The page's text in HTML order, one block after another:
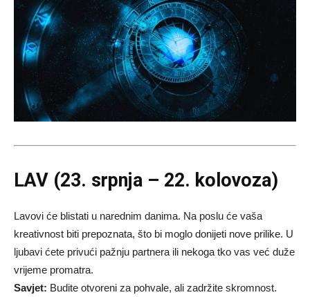
LAV (23. srpnja – 22. kolovoza)
Lavovi će blistati u narednim danima. Na poslu će vaša
kreativnost biti prepoznata, što bi moglo donijeti nove prilike. U
ljubavi ćete privući pažnju partnera ili nekoga tko vas već duže
vrijeme promatra.
Savjet: Budite otvoreni za pohvale, ali zadržite skromnost.